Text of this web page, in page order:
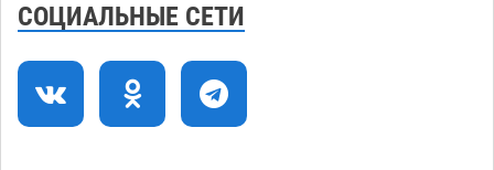
13:10
Подросток, перебегавший дорогу вне
СОЦИАЛЬНЫЕ СЕТИ